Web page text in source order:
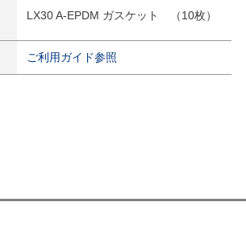
LX30 A-EPDM ガスケット （10枚）
ご利用ガイド参照